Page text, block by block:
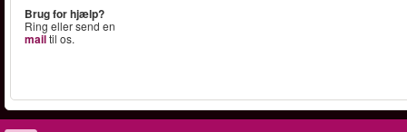
Brug for hjælp?
Ring eller send en
mailtil os.